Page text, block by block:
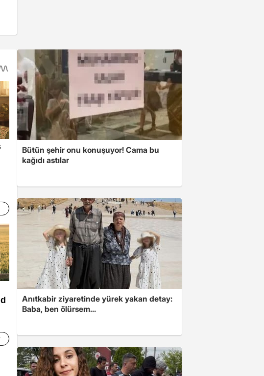
Bütün şehir onu konuşuyor! Cama bu
kağıdı astılar
Anıtkabir ziyaretinde yürek yakan detay:
Baba, ben ölürsem...